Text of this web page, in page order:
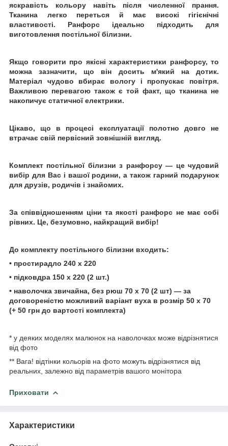
яскравість кольору навіть після численної
прання.
Тканина легко переться й має високі гігієнічні
властивості. Ранфорс ідеально підходить для
виготовлення постільної білизни.
Якщо говорити про якісні характеристики ранфорсу, то
можна зазначити, що він досить м'який на дотик.
Матеріал чудово вбирає вологу і пропускає повітря.
Важливою перевагою також є той факт, що тканина не
накопичує статичної електрики.
Цікаво, що в процесі експлуатації полотно довго не
втрачає свій первісний зовнішній вигляд.
Комплект постільної білизни з ранфорсу — це чудовий
вибір для Вас і вашої родини, а також гарний подарунок
для друзів, родичів і знайомих.
За співвідношенням ціни та якості ранфорс не має собі
рівних. Це, безумовно, найкращий вибір!
До комплекту постільного білизни входить:
• простирадло 240 х 220
• підковдра 150 х 220 (2 шт.)
• наволочка звичайна, без рюш 70 х 70 (2 шт) — за
договореністю можливий варіант вуха в розмір 50 х 70
(+ 50 грн до вартості комплекта)
* у деяких моделях малюнок на наволочках може відрізнятися
від фото
** Вага! відтінки кольорів на фото можуть відрізнятися від
реальних, залежно від параметрів вашого монітора
Приховати
Характеристики